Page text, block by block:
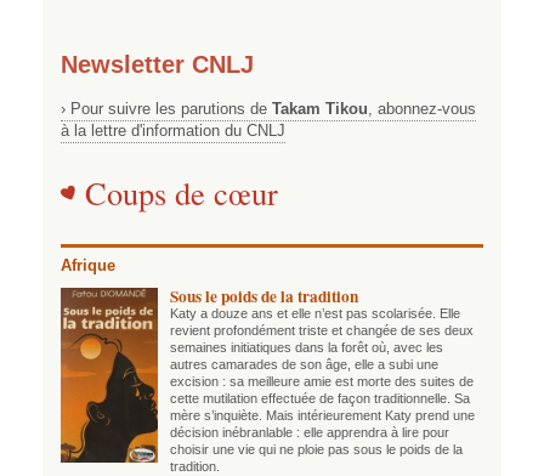
Newsletter CNLJ
› Pour suivre les parutions de Takam Tikou, abonnez-vous
à la lettre d'information du CNLJ
Coups de cœur
Afrique
Sous le poids de la tradition
Katy a douze ans et elle n’est pas scolarisée. Elle
revient profondément triste et changée de ses deux
semaines initiatiques dans la forêt où, avec les
autres camarades de son âge, elle a subi une
excision : sa meilleure amie est morte des suites de
cette mutilation effectuée de façon traditionnelle. Sa
mère s’inquiète. Mais intérieurement Katy prend une
décision inébranlable : elle apprendra à lire pour
choisir une vie qui ne ploie pas sous le poids de la
tradition.